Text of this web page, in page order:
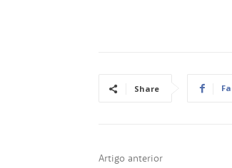
Share
Artigo anterior